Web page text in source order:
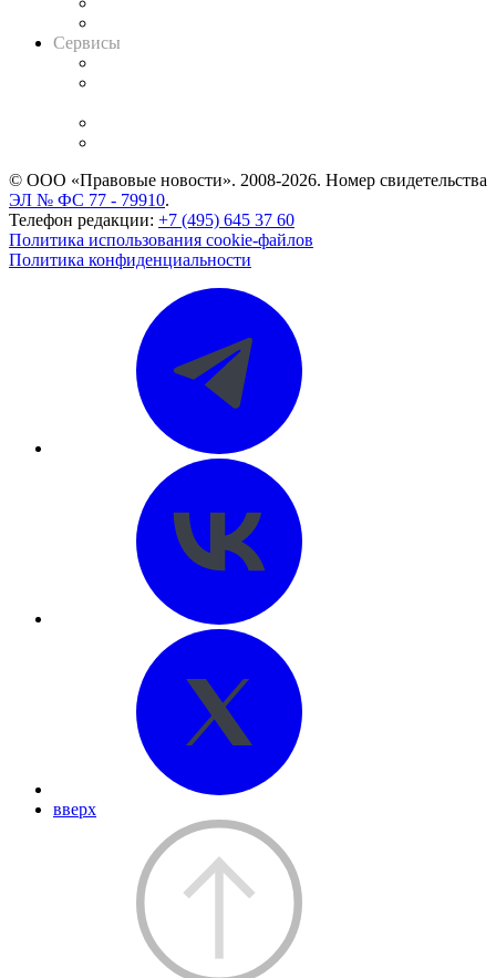
Сервисы
© ООО «Правовые новости». 2008-2026. Номер свидетельства
ЭЛ № ФС 77 - 79910.
Телефон редакции: +7 (495) 645 37 60
Политика использования cookie-файлов
Политика конфиденциальности
вверх